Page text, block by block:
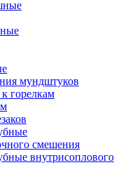
мундштуков
горелкам
смешения
внутрисоплового